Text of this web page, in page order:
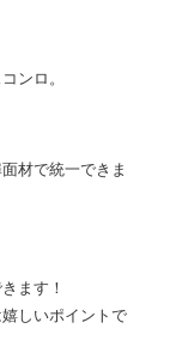
ンロ。
材で統一できま
ます！
しいポイントで